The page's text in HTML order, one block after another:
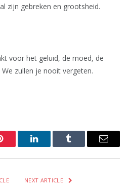
zijn gebreken en grootsheid.
voor het geluid, de moed, de
zullen je nooit vergeten.
LinkedInTumblr Email
NEXT ARTICLE